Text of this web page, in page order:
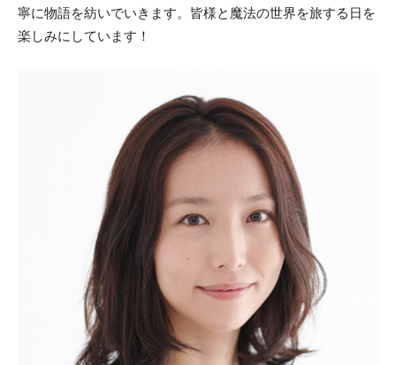
寧に物語を紡いでいきます。皆様と魔法の世界を旅する日を
楽しみにしています！